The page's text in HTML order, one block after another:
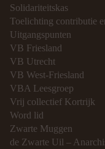
Solidariteitskas
Toelichting contributie
Uitgangspunten
VB Friesland
VB Utrecht
VB West-Friesland
VBA Leesgroep
Vrij collectief Kortrijk
Word lid
Zwarte Muggen
de Zwarte Uil –